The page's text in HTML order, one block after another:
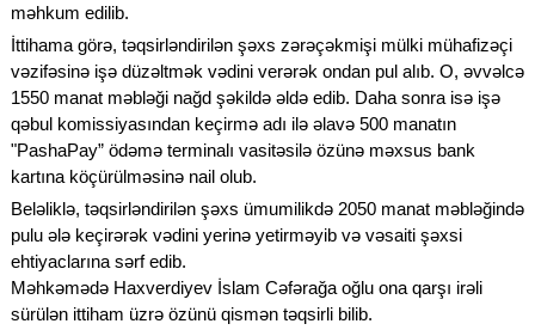
məhkum edilib.
İttihama görə, təqsirləndirilən şəxs zərəçəkmişi mülki mühafizəçi
vəzifəsinə işə düzəltmək vədini verərək ondan pul alıb. O, əvvəlcə
1550 manat məbləği nağd şəkildə əldə edib. Daha sonra isə işə
qəbul komissiyasından keçirmə adı ilə əlavə 500 manatın
"PashaPay” ödəmə terminalı vasitəsilə özünə məxsus bank
kartına köçürülməsinə nail olub.
Beləliklə, təqsirləndirilən şəxs ümumilikdə 2050 manat məbləğində
pulu ələ keçirərək vədini yerinə yetirməyib və vəsaiti şəxsi
ehtiyaclarına sərf edib.
Məhkəmədə Haxverdiyev İslam Cəfərağa oğlu ona qarşı irəli
sürülən ittiham üzrə özünü qismən təqsirli bilib.